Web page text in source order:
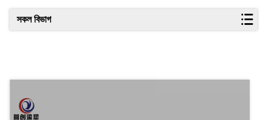
সকল বিভাগ